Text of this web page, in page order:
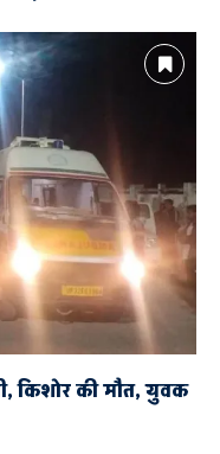
किशोर की मौत, युवक